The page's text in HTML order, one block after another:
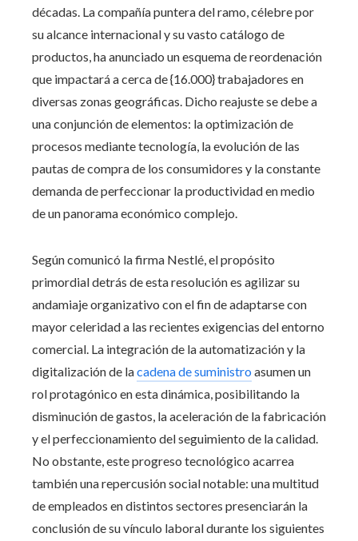
décadas. La compañía puntera del ramo, célebre por
su alcance internacional y su vasto catálogo de
productos, ha anunciado un esquema de reordenación
que impactará a cerca de {16.000} trabajadores en
diversas zonas geográficas. Dicho reajuste se debe a
una conjunción de elementos: la optimización de
procesos mediante tecnología, la evolución de las
pautas de compra de los consumidores y la constante
demanda de perfeccionar la productividad en medio
de un panorama económico complejo.
Según comunicó la firma Nestlé, el propósito
primordial detrás de esta resolución es agilizar su
andamiaje organizativo con el fin de adaptarse con
mayor celeridad a las recientes exigencias del entorno
comercial. La integración de la automatización y la
digitalización de lacadena de suministro asumen un
rol protagónico en esta dinámica, posibilitando la
disminución de gastos, la aceleración de la fabricación
y el perfeccionamiento del seguimiento de la calidad.
No obstante, este progreso tecnológico acarrea
también una repercusión social notable: una multitud
de empleados en distintos sectores presenciarán la
conclusión de su vínculo laboral durante los siguientes